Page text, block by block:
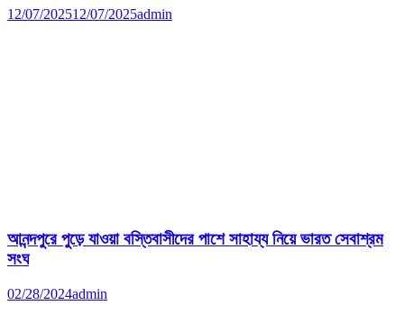
12/07/202512/07/2025admin
আনন্দপুরে পুড়ে যাওয়া বস্তিবাসীদের পাশে সাহায্য নিয়ে ভারত সেবাশ্রম
সংঘ
02/28/2024admin